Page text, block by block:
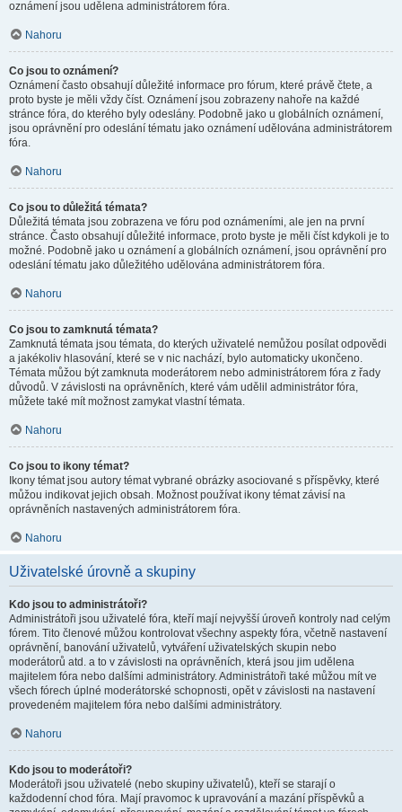
oznámení jsou udělena administrátorem fóra.
Nahoru
Co jsou to oznámení?
Oznámení často obsahují důležité informace pro fórum, které právě čtete, a
proto byste je měli vždy číst. Oznámení jsou zobrazeny nahoře na každé
stránce fóra, do kterého byly odeslány. Podobně jako u globálních oznámení,
jsou oprávnění pro odeslání tématu jako oznámení udělována administrátorem
fóra.
Nahoru
Co jsou to důležitá témata?
Důležitá témata jsou zobrazena ve fóru pod oznámeními, ale jen na první
stránce. Často obsahují důležité informace, proto byste je měli číst kdykoli je to
možné. Podobně jako u oznámení a globálních oznámení, jsou oprávnění pro
odeslání tématu jako důležitého udělována administrátorem fóra.
Nahoru
Co jsou to zamknutá témata?
Zamknutá témata jsou témata, do kterých uživatelé nemůžou posílat odpovědi
a jakékoliv hlasování, které se v nic nachází, bylo automaticky ukončeno.
Témata můžou být zamknuta moderátorem nebo administrátorem fóra z řady
důvodů. V závislosti na oprávněních, které vám udělil administrátor fóra,
můžete také mít možnost zamykat vlastní témata.
Nahoru
Co jsou to ikony témat?
Ikony témat jsou autory témat vybrané obrázky asociované s příspěvky, které
můžou indikovat jejich obsah. Možnost používat ikony témat závisí na
oprávněních nastavených administrátorem fóra.
Nahoru
Uživatelské úrovně a skupiny
Kdo jsou to administrátoři?
Administrátoři jsou uživatelé fóra, kteří mají nejvyšší úroveň kontroly nad celým
fórem. Tito členové můžou kontrolovat všechny aspekty fóra, včetně nastavení
oprávnění, banování uživatelů, vytváření uživatelských skupin nebo
moderátorů atd. a to v závislosti na oprávněních, která jsou jim udělena
majitelem fóra nebo dalšími administrátory. Administrátoři také můžou mít ve
všech fórech úplné moderátorské schopnosti, opět v závislosti na nastavení
provedeném majitelem fóra nebo dalšími administrátory.
Nahoru
Kdo jsou to moderátoři?
Moderátoři jsou uživatelé (nebo skupiny uživatelů), kteří se starají o
každodenní chod fóra. Mají pravomoc k upravování a mazání příspěvků a